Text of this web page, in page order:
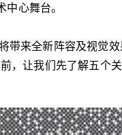
中心舞台。
带来全新阵容及视觉效
，让我们先了解五个